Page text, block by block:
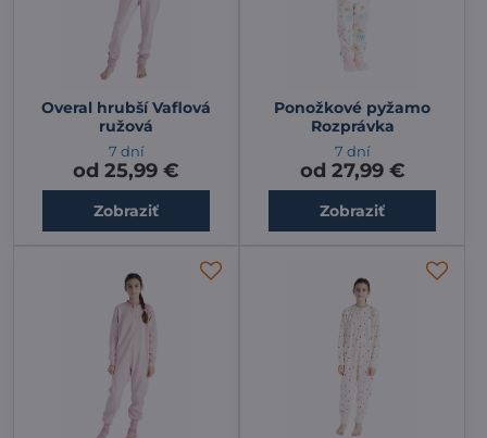
Overal hrubší Vaflová
ružová
7 dní
od 25,99 €
Zobraziť
Ponožkové pyžamo
Rozprávka
7 dní
od 27,99 €
Zobraziť